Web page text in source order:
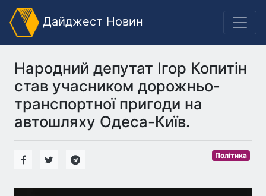
Дайджест Новин
Народний депутат Ігор Копитін
став учасником дорожньо-
транспортної пригоди на
автошляху Одеса-Київ.
Політика